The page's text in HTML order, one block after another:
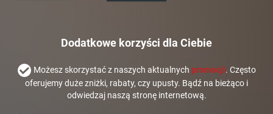
Dodatkowe korzyści dla Ciebie
Możesz skorzystać z naszych aktualnych promocji. Często
oferujemy duże zniżki, rabaty, czy upusty. Bądź na bieżąco i
odwiedzaj naszą stronę internetową.